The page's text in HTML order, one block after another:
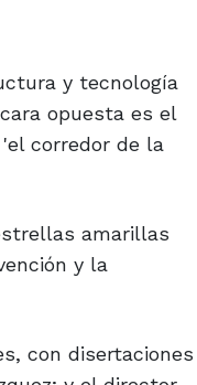
y tecnología
opuesta es el
corredor de la
amarillas
y la
con disertaciones